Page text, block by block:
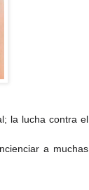
la lucha contra el
a muchas